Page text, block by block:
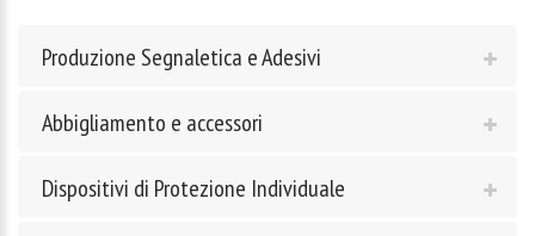
Produzione Segnaletica e Adesivi
Abbigliamento e accessori
Dispositivi di Protezione Individuale